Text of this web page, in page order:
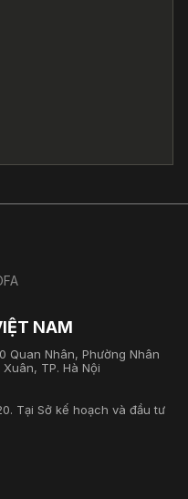
NAM
Quan Nhân, Phường Nhân
TP. Hà Nội
Tại Sở kế hoạch và đầu tư